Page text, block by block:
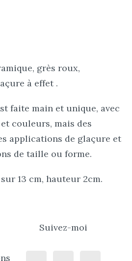
grès roux,
à effet .
faite main et unique, avec
couleurs, mais des
applications de glaçure et
de taille ou forme.
13 cm, hauteur 2cm.
Suivez-moi